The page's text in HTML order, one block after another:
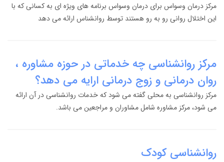
مرکز درمان وسواس برای درمان وسواس برنامه های ویژه ای به کسانی که با
این اختلال روانی رو به رو هستند توسط روانشناس ارائه می دهد
مرکز روانشناسی چه خدماتی در حوزه مشاوره ،
روان درمانی و زوج درمانی ارايه می دهد؟
مرکز روانشناسی به محلی گفته می شود که خدمات روانشناسی در آن ارائه
می شود، مرکز مشاوره شامل مشاوران و مراجعین می باشد.
روانشناسی کودک